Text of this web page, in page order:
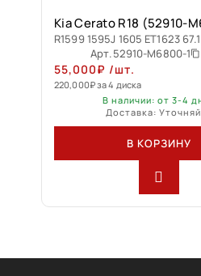
Kia Cerato R18 (52910-
R1599 1595J 1605 ET1623 67.1
Арт.52910-M6800-1
55,000₽ /шт.
220,000₽за 4 диска
В наличии: от 3-4
Доставка:
В КОРЗИНУ